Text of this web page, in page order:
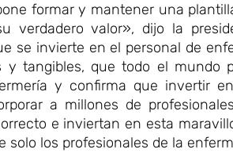
formar y mantener una
verdadero valor», dijo la
se invierte en el personal de
tangibles, que todo el mundo
y confirma que invertir
a millones de
e inviertan en esta
los profesionales de la